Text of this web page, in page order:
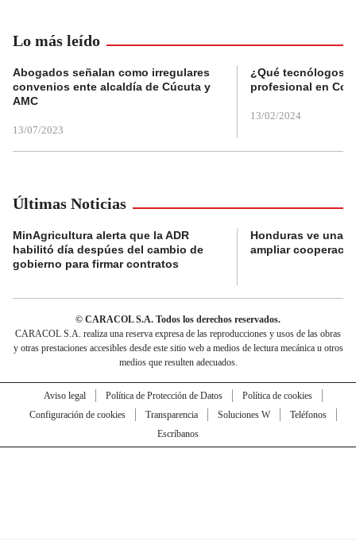
Lo más leído
Abogados señalan como irregulares
convenios ente alcaldía de Cúcuta y
AMC
13/07/2023
¿Qué tecnólogos
profesional en
13/02/2024
Últimas Noticias
MinAgricultura alerta que la ADR
habilitó día despúes del cambio de
gobierno para firmar contratos
Honduras ve una
ampliar
© CARACOL S.A. Todos los derechos reservados.
CARACOL S.A. realiza una reserva expresa de las reproducciones y usos de las obras
y otras prestaciones accesibles desde este sitio web a medios de lectura mecánica u otros
medios que resulten adecuados.
Aviso legal Política de Protección de Datos
Política de cookies
Configuración de cookies
Transparencia Soluciones W
Teléfonos
Escríbanos